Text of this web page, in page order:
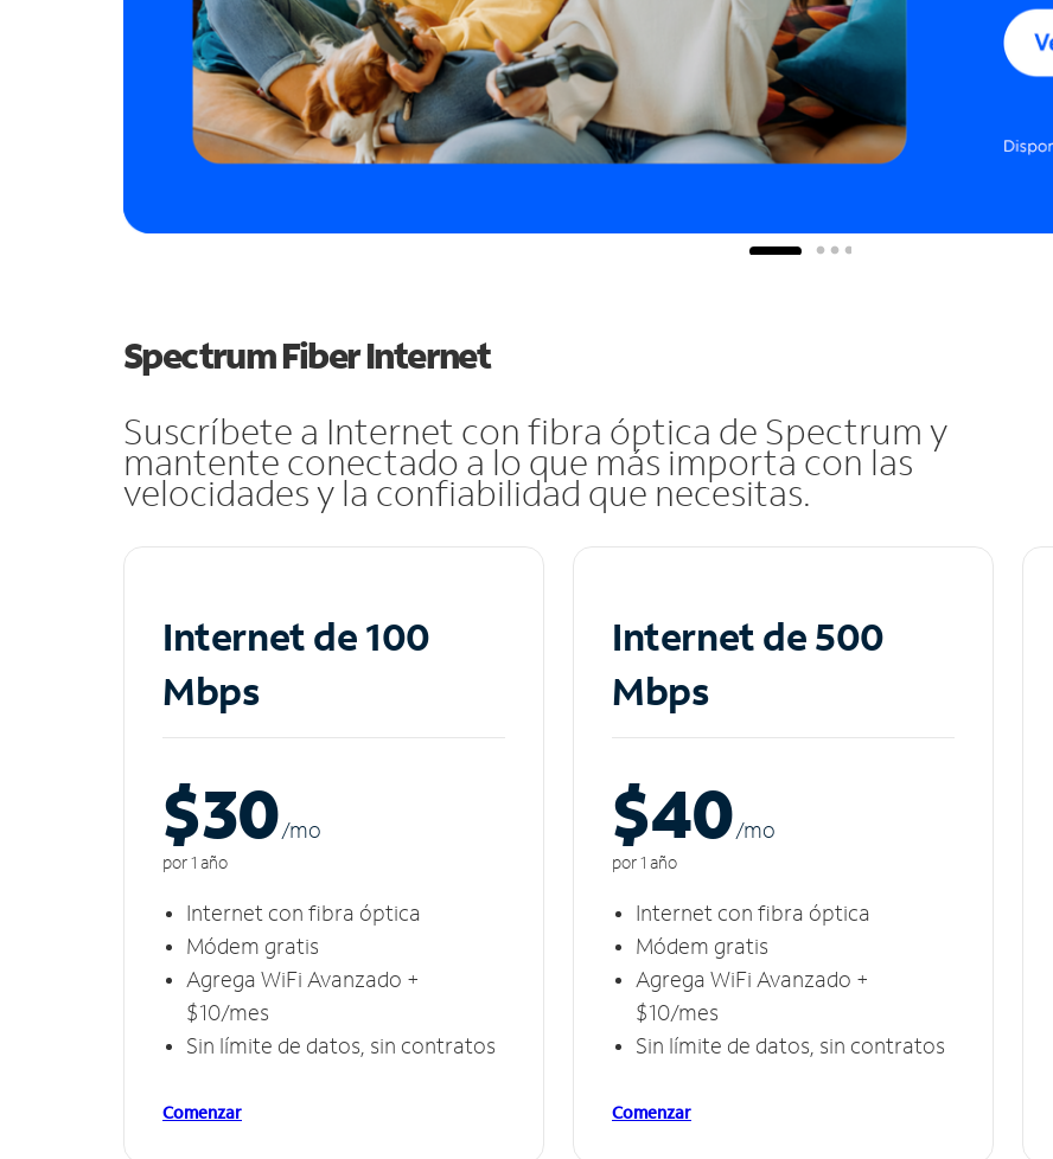
Spectrum Fiber Internet
Suscríbete a Internet con fibra óptica de Spectrum y
mantente conectado a lo que más importa con las
velocidades y la confiabilidad que necesitas.
Internet de 100
Mbps
$30/mo
por 1 año
Internet con fibra óptica
Módem gratis
Agrega WiFi Avanzado +
$10/mes
Sin límite de datos, sin contratos
Comenzar
Internet de 500
Mbps
$40/mo
por 1 año
Internet con fibra óptica
Módem gratis
Agrega WiFi Avanzado +
$10/mes
Sin límite de datos, sin contratos
Comenzar